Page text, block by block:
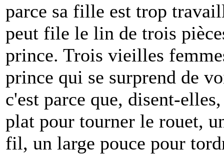
parce sa fille est trop
peut file le lin de trois
prince. Trois vieilles
prince qui se surprend de
c'est parce que, disent-
plat pour tourner le rouet,
fil, un large pouce pour